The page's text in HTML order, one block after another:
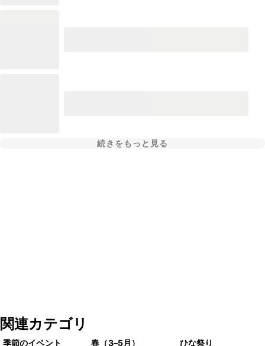
続きをもっと見る
関連カテゴリ
季節のイベント 春（3–5月）
ひな祭り